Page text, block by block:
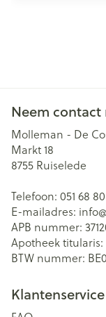
Neem
Molleman - De
Markt 18
8755 Ruiselede
Telefoon: 051 68
E-mailadres: info@
APB nummer:
Apotheek titularis:
BTW nummer:
Klantenservice